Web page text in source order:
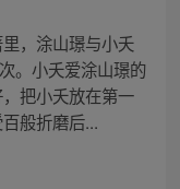
，涂山璟与小夭
。小夭爱涂山璟的
把小夭放在第一
般折磨后...